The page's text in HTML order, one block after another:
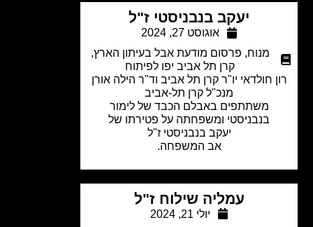
יעקב בנבניסטי ז"ל
אוגוסט 27, 2024
מנוח, פרסום מודעת אבל בעיתון הארץ,
קרן תל אביב יפו לפיתוח
חולדאי יו"ר קרן תל אביב וד"ר הילה אורן
מנכ"ל קרן תל-אביב
משתתפים באבלם הכבד של לימור
בנבניסטי ומשפחתה על פטירתו של
יעקב בנבניסטי ז"ל
אב המשפחה.
עמליה שילוח ז"ל